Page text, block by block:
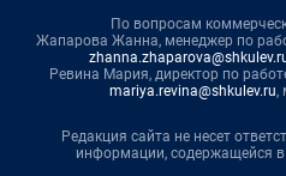
По вопросам
Жапарова Жанна, менеджер по
Ревина Мария, директор по
mariya.revina@shkulev.ru,
Редакция сайта не несет
информации, содержащейся